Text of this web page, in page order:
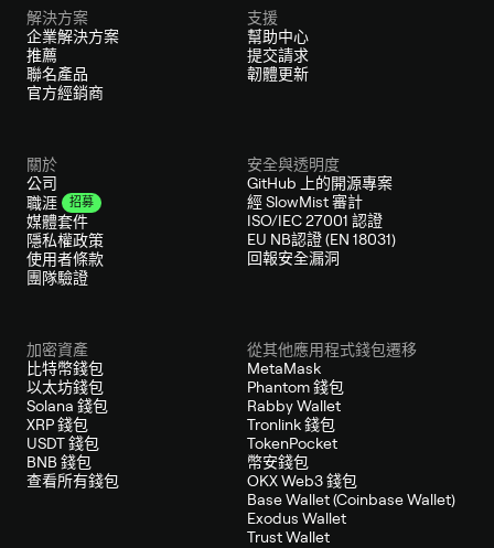
解決方案
企業解決方案
推薦
聯名產品
官方經銷商
支援
幫助中心
提交請求
韌體更新
關於
公司
職涯
招募
媒體套件
隱私權政策
使用者條款
團隊驗證
安全與透明度
GitHub 上的開源專案
經 SlowMist 審計
ISO/IEC 27001 認證
EU NB認證 (EN 18031)
回報安全漏洞
加密資產
比特幣錢包
以太坊錢包
Solana 錢包
XRP 錢包
USDT 錢包
BNB 錢包
查看所有錢包
從其他應用程式錢包遷移
MetaMask
Phantom 錢包
Rabby Wallet
Tronlink 錢包
TokenPocket
幣安錢包
OKX Web3 錢包
Base Wallet (Coinbase Wallet)
Exodus Wallet
Trust Wallet